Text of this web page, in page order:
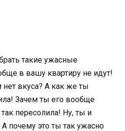
такие ужасные
в вашу квартиру не идут!
вкуса? А как же ты
Зачем ты его вообще
пересолила! Ну, ты и
почему это ты так ужасно